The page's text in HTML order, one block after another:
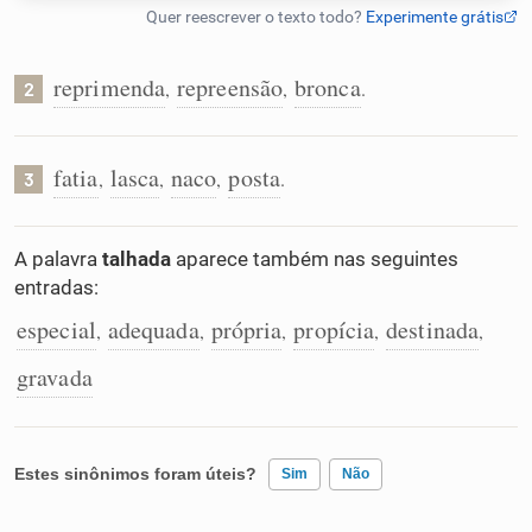
Humanizador de IA
Conexões
Caça-palavras
Dicionário
2 reprimenda, repreensão, bronca.
3 fatia, lasca, naco, posta.
A palavra talhada aparece também nas seguintes
entradas:
especial, adequada, própria, propícia, destinada,
gravada
Estes sinônimos foram úteis? Sim Não